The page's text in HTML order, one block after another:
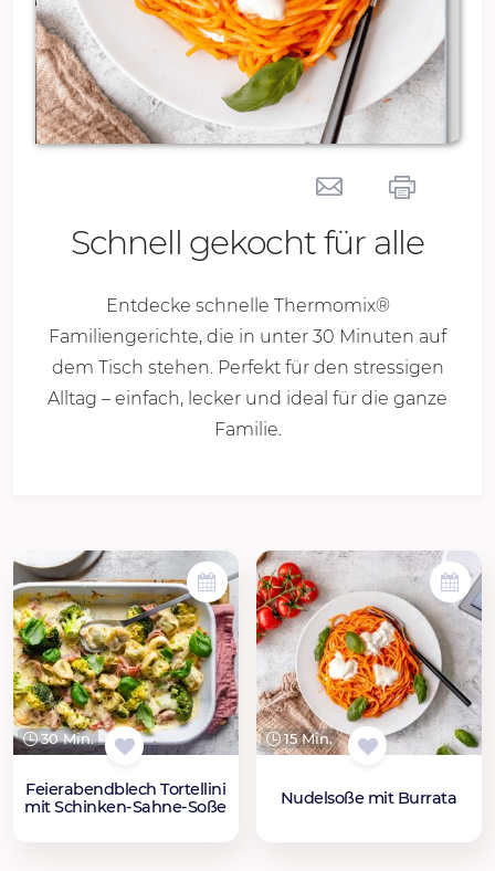
Schnell gekocht für alle
Entdecke schnelle Thermomix®
Familiengerichte, die in unter 30 Minuten auf
dem Tisch stehen. Perfekt für den stressigen
Alltag – einfach, lecker und ideal für die ganze
Familie.
30 Min.
Feierabendblech Tortellini
mit Schinken-Sahne-Soße
15 Min.
Nudelsoße mit Burrata